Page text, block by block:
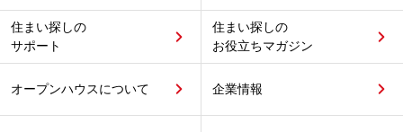
住まい探しの
サポート
住まい探しの
お役立ちマガジン
オープンハウスについて 企業情報